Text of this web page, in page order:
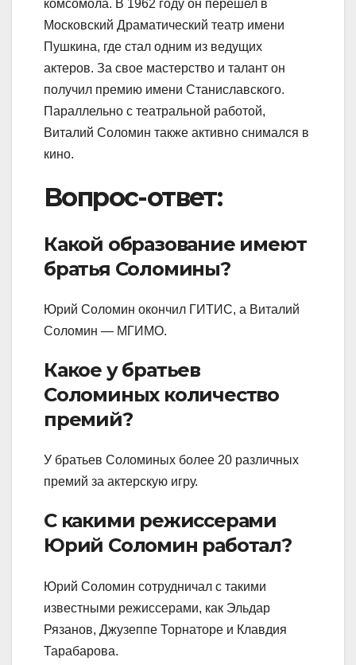
комсомола. В 1962 году он перешел в
Московский Драматический театр имени
Пушкина, где стал одним из ведущих
актеров. За свое мастерство и талант он
получил премию имени Станиславского.
Параллельно с театральной работой,
Виталий Соломин также активно снимался в
кино.
Вопрос-ответ:
Какой образование имеют
братья Соломины?
Юрий Соломин окончил ГИТИС, а Виталий
Соломин — МГИМО.
Какое у братьев
Соломиных количество
премий?
У братьев Соломиных более 20 различных
премий за актерскую игру.
С какими режиссерами
Юрий Соломин работал?
Юрий Соломин сотрудничал с такими
известными режиссерами, как Эльдар
Рязанов, Джузеппе Торнаторе и Клавдия
Тарабарова.